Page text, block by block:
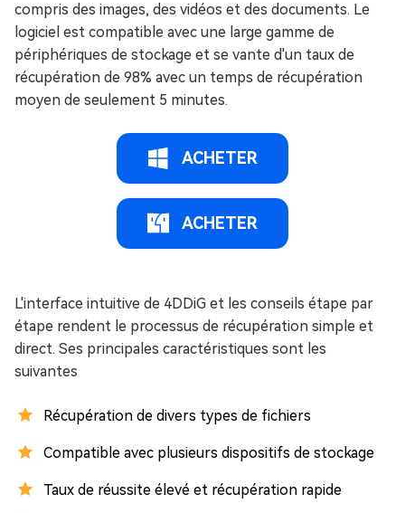
compris des images, des vidéos et des documents. Le
logiciel est compatible avec une large gamme de
périphériques de stockage et se vante d'un taux de
récupération de 98% avec un temps de récupération
moyen de seulement 5 minutes.
ACHETER
ACHETER
L'interface intuitive de 4DDiG et les conseils étape par
étape rendent le processus de récupération simple et
direct. Ses principales caractéristiques sont les
suivantes
Récupération de divers types de fichiers
Compatible avec plusieurs dispositifs de stockage
Taux de réussite élevé et récupération rapide